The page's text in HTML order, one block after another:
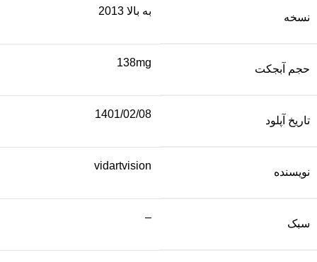
نسخه
به بالا 2013
حجم آبجکت
138mg
تاریخ آپلود
1401/02/08
نویسنده
vidartvision
سبک
–